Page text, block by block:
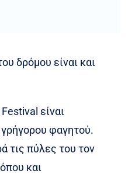
δρόμου είναι και
είναι
γρήγορου φαγητού.
τις πύλες του τον
και